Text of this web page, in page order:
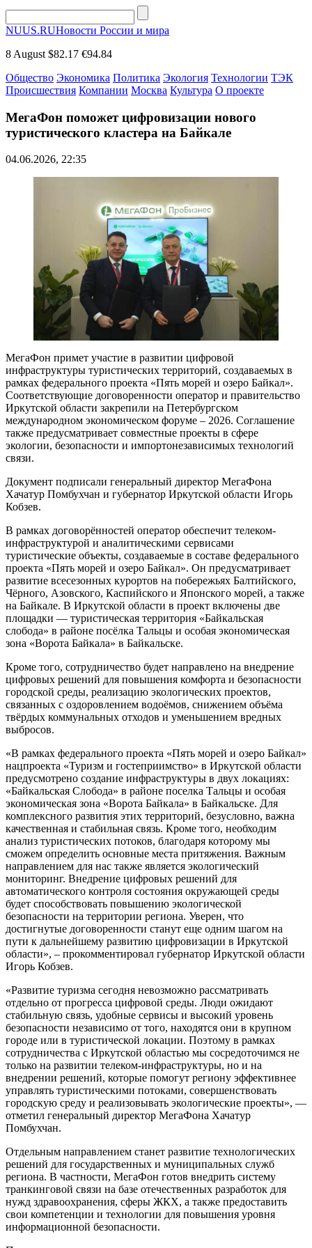
NUUS.RUНовости России и мира
8 August $82.17 €94.84
Общество Экономика Политика Экология Технологии ТЭК
Происшествия Компании Москва Культура О проекте
МегаФон поможет цифровизации нового
туристического кластера на Байкале
04.06.2026, 22:35
МегаФон примет участие в развитии цифровой
инфраструктуры туристических территорий, создаваемых в
рамках федерального проекта «Пять морей и озеро Байкал».
Соответствующие договоренности оператор и правительство
Иркутской области закрепили на Петербургском
международном экономическом форуме – 2026. Соглашение
также предусматривает совместные проекты в сфере
экологии, безопасности и импортонезависимых технологий
связи.
Документ подписали генеральный директор МегаФона
Хачатур Помбухчан и губернатор Иркутской области Игорь
Кобзев.
В рамках договорённостей оператор обеспечит телеком-
инфраструктурой и аналитическими сервисами
туристические объекты, создаваемые в составе федерального
проекта «Пять морей и озеро Байкал». Он предусматривает
развитие всесезонных курортов на побережьях Балтийского,
Чёрного, Азовского, Каспийского и Японского морей, а также
на Байкале. В Иркутской области в проект включены две
площадки — туристическая территория «Байкальская
слобода» в районе посёлка Тальцы и особая экономическая
зона «Ворота Байкала» в Байкальске.
Кроме того, сотрудничество будет направлено на внедрение
цифровых решений для повышения комфорта и безопасности
городской среды, реализацию экологических проектов,
связанных с оздоровлением водоёмов, снижением объёма
твёрдых коммунальных отходов и уменьшением вредных
выбросов.
«В рамках федерального проекта «Пять морей и озеро Байкал»
нацпроекта «Туризм и гостеприимство» в Иркутской области
предусмотрено создание инфраструктуры в двух локациях:
«Байкальская Слобода» в районе поселка Тальцы и особая
экономическая зона «Ворота Байкала» в Байкальске. Для
комплексного развития этих территорий, безусловно, важна
качественная и стабильная связь. Кроме того, необходим
анализ туристических потоков, благодаря которому мы
сможем определить основные места притяжения. Важным
направлением для нас также является экологический
мониторинг. Внедрение цифровых решений для
автоматического контроля состояния окружающей среды
будет способствовать повышению экологической
безопасности на территории региона. Уверен, что
достигнутые договоренности станут еще одним шагом на
пути к дальнейшему развитию цифровизации в Иркутской
области», – прокомментировал губернатор Иркутской области
Игорь Кобзев.
«Развитие туризма сегодня невозможно рассматривать
отдельно от прогресса цифровой среды. Люди ожидают
стабильную связь, удобные сервисы и высокий уровень
безопасности независимо от того, находятся они в крупном
городе или в туристической локации. Поэтому в рамках
сотрудничества с Иркутской областью мы сосредоточимся не
только на развитии телеком-инфраструктуры, но и на
внедрении решений, которые помогут региону эффективнее
управлять туристическими потоками, совершенствовать
городскую среду и реализовывать экологические проекты», —
отметил генеральный директор МегаФона Хачатур
Помбухчан.
Отдельным направлением станет развитие технологических
решений для государственных и муниципальных служб
региона. В частности, МегаФон готов внедрить систему
транкинговой связи на базе отечественных разработок для
нужд здравоохранения, сферы ЖКХ, а также предоставить
свои компетенции и технологии для повышения уровня
информационной безопасности.